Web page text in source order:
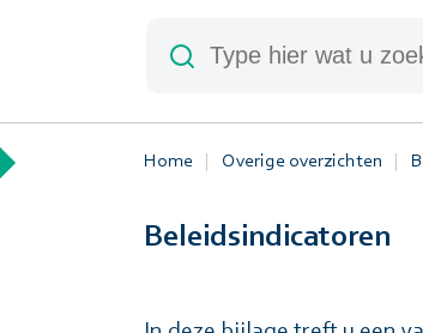
Home Overige overzichten
Beleidsindicatoren